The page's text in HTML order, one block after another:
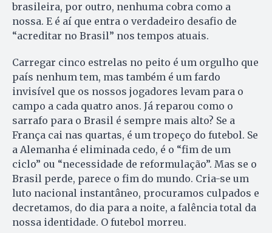
brasileira, por outro, nenhuma cobra como a
nossa. E é aí que entra o verdadeiro desafio de
“acreditar no Brasil” nos tempos atuais.
Carregar cinco estrelas no peito é um orgulho que
país nenhum tem, mas também é um fardo
invisível que os nossos jogadores levam para o
campo a cada quatro anos. Já reparou como o
sarrafo para o Brasil é sempre mais alto? Se a
França cai nas quartas, é um tropeço do futebol. Se
a Alemanha é eliminada cedo, é o “fim de um
ciclo” ou “necessidade de reformulação”. Mas se o
Brasil perde, parece o fim do mundo. Cria-se um
luto nacional instantâneo, procuramos culpados e
decretamos, do dia para a noite, a falência total da
nossa identidade. O futebol morreu.